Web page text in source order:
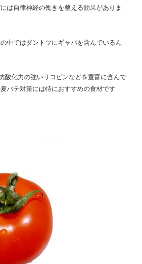
は自律神経の働きを整える効果がありま
中ではダントツにギャバを含んでいるん
酸化力の強いリコピンなどを豊富に含んで
バテ対策には特におすすめの食材です